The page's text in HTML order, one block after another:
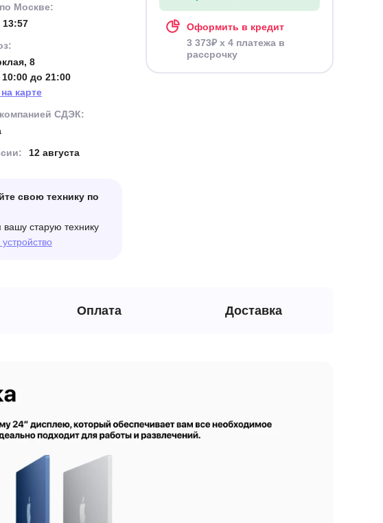
Москве:
13:57
8
до 21:00
карте
СДЭК:
12 августа
свою технику по
старую технику
Оформить в кредит
3 373₽ x 4 платежа в
рассрочку
Оплата Доставка